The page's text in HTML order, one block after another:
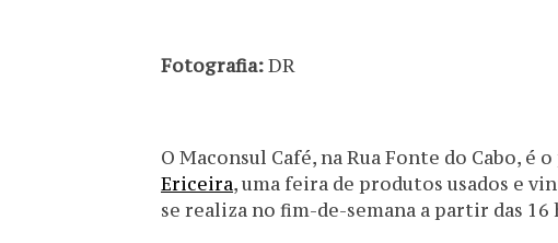
Fotografia:DR
O Maconsul Café, na Rua Fonte do Cabo, é
Ericeira, uma feira de produtos usados e
se realiza no fim-de-semana a partir das 16